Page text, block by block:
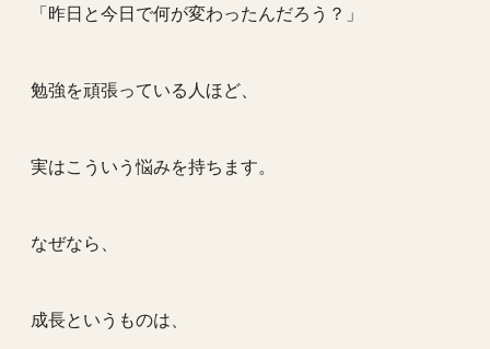
「昨日と今日で何が変わったんだろう？」
勉強を頑張っている人ほど、
実はこういう悩みを持ちます。
なぜなら、
成長というものは、